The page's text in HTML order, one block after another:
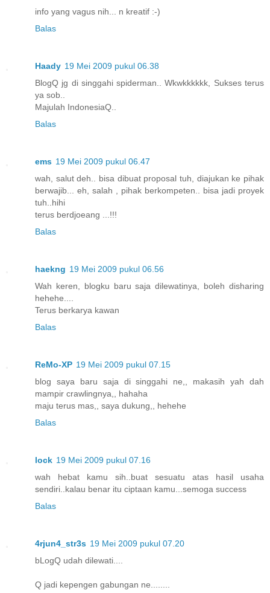
info yang vagus nih... n kreatif :-)
Balas
Haady 19 Mei 2009 pukul 06.38
BlogQ jg di singgahi spiderman.. Wkwkkkkkk, Sukses terus
ya sob..
Majulah IndonesiaQ..
Balas
ems 19 Mei 2009 pukul 06.47
wah, salut deh.. bisa dibuat proposal tuh, diajukan ke pihak
berwajib... eh, salah , pihak berkompeten.. bisa jadi proyek
tuh..hihi
terus berdjoeang ...!!!
Balas
haekng 19 Mei 2009 pukul 06.56
Wah keren, blogku baru saja dilewatinya, boleh disharing
hehehe....
Terus berkarya kawan
Balas
ReMo-XP 19 Mei 2009 pukul 07.15
blog saya baru saja di singgahi ne,, makasih yah dah
mampir crawlingnya,, hahaha
maju terus mas,, saya dukung,, hehehe
Balas
lock 19 Mei 2009 pukul 07.16
wah hebat kamu sih..buat sesuatu atas hasil usaha
sendiri..kalau benar itu ciptaan kamu...semoga success
Balas
4rjun4_str3s 19 Mei 2009 pukul 07.20
bLogQ udah dilewati....
Q jadi kepengen gabungan ne........